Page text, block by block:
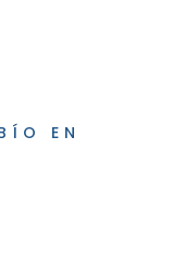
EN